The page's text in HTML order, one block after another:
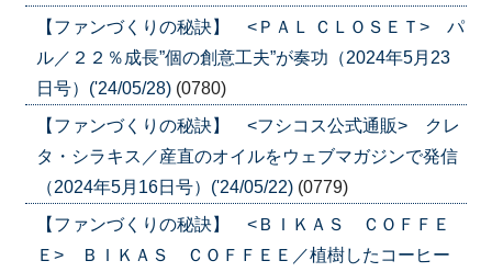
【ファンづくりの秘訣】 <ＰＡＬ ＣＬＯＳＥＴ> パ
ル／２２％成長”個の創意工夫”が奏功（2024年5月23
日号）('24/05/28) (0780)
【ファンづくりの秘訣】 <フシコス公式通販> クレ
タ・シラキス／産直のオイルをウェブマガジンで発信
（2024年5月16日号）('24/05/22) (0779)
【ファンづくりの秘訣】 <ＢＩＫＡＳ ＣＯＦＦＥ
Ｅ> ＢＩＫＡＳ ＣＯＦＦＥＥ／植樹したコーヒー